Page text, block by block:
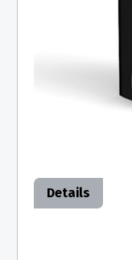
Details